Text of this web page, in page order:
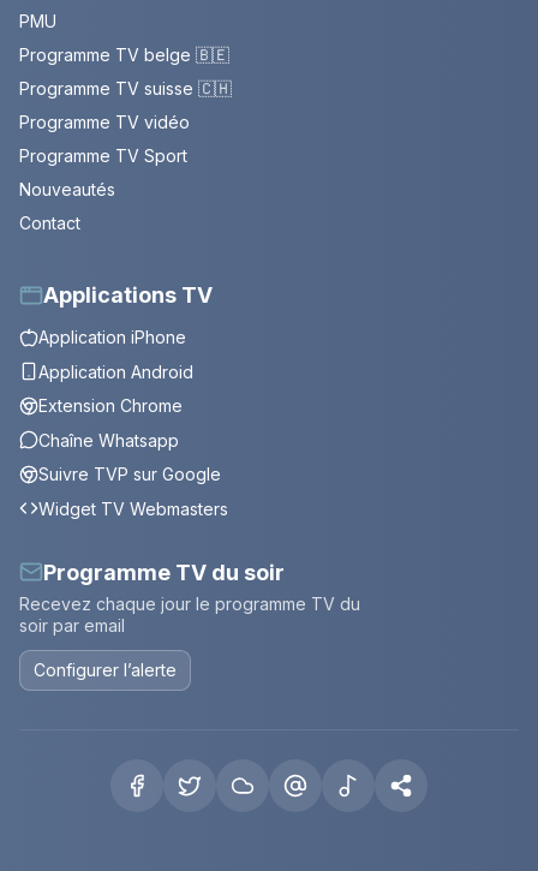
PMU
Programme TV belge 🇧🇪
Programme TV suisse 🇨🇭
Programme TV vidéo
Programme TV Sport
Nouveautés
Contact
Applications TV
Application iPhone
Application Android
Extension Chrome
Chaîne Whatsapp
Suivre TVP sur Google
Widget TV Webmasters
Programme TV du soir
Recevez chaque jour le programme TV du
soir par email
Configurer l’alerte